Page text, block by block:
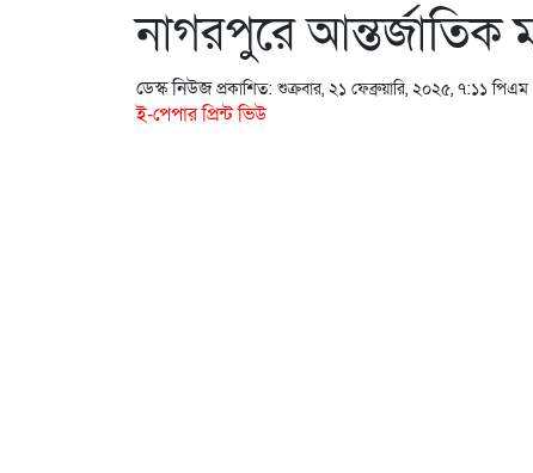
নাগরপুরে আন্তর্জাতিক
ডেস্ক নিউজপ্রকাশিত: শুক্রবার, ২১ ফেব্রুয়ারি, ২০২৫, ৭:১১ পিএম
ই-পেপার প্রিন্ট ভিউ